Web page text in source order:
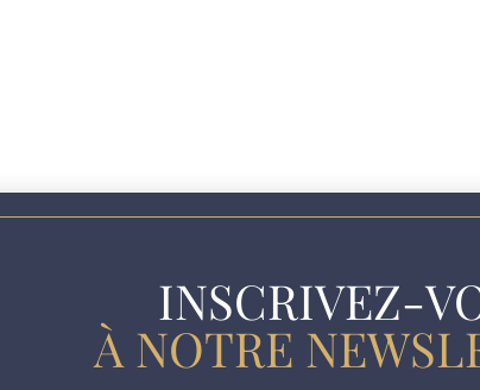
INSCRIVEZ-
À NOTRE